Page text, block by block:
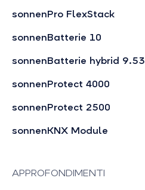
sonnenPro FlexStack
sonnenBatterie 10
sonnenBatterie hybrid 9.53
sonnenProtect 4000
sonnenProtect 2500
sonnenKNX Module
APPROFONDIMENTI